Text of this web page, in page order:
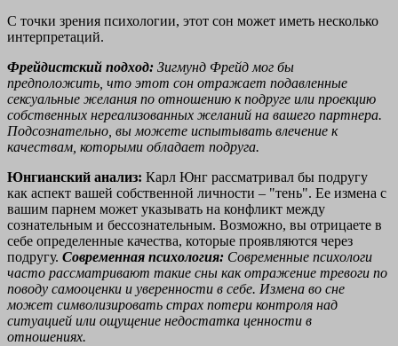
С точки зрения психологии, этот сон может иметь несколько
интерпретаций.
Фрейдистский подход: Зигмунд Фрейд мог бы
предположить, что этот сон отражает подавленные
сексуальные желания по отношению к подруге или проекцию
собственных нереализованных желаний на вашего партнера.
Подсознательно, вы можете испытывать влечение к
качествам, которыми обладает подруга.
Юнгианский анализ: Карл Юнг рассматривал бы подругу
как аспект вашей собственной личности – "тень". Ее измена с
вашим парнем может указывать на конфликт между
сознательным и бессознательным. Возможно, вы отрицаете в
себе определенные качества, которые проявляются через
подругу. Современная психология: Современные психологи
часто рассматривают такие сны как отражение тревоги по
поводу самооценки и уверенности в себе. Измена во сне
может символизировать страх потери контроля над
ситуацией или ощущение недостатка ценности в
отношениях.